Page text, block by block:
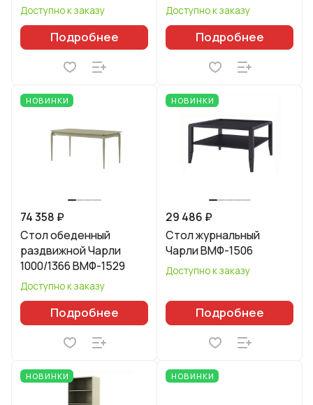
Доступно к заказу
Подробнее
Доступно к заказу
Подробнее
НОВИНКИ
74 358 ₽
Стол обеденный
раздвижной Чарли
1000/1366 ВМФ-1529
Доступно к заказу
Подробнее
НОВИНКИ
29 486 ₽
Стол журнальный
Чарли ВМФ-1506
Доступно к заказу
Подробнее
НОВИНКИ НОВИНКИ